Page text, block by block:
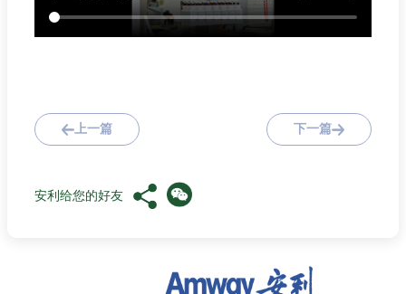
上一篇 下一篇
安利给您的好友